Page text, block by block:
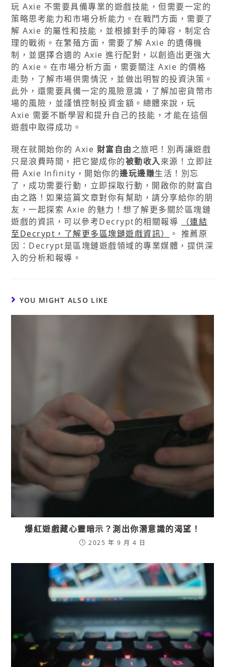
玩 Axie 不需要具備專業的遊戲技能，但需要一定的
策略思考能力和市場分析能力。在戰鬥方面，需要了
解 Axie 的屬性和技能，並根據對手的陣容，制定合
理的戰術。在繁殖方面，需要了解 Axie 的遺傳機
制，並選擇合適的 Axie 進行配對，以創造出更強大
的 Axie。在市場分析方面，需要關注 Axie 的價格
走勢，了解市場供需情況，並做出明智的投資決策。
此外，還需要具備一定的風險意識，了解加密貨幣市
場的風險，並謹慎控制投資金額。總體來說，玩
Axie 需要不斷學習和提升自己的技能，才能在這個
遊戲中取得成功。
現在就開始你的 Axie 財富自由之旅吧！別再讓遊戲
只是浪費時間，把它變成你的被動收入來源！立即註
冊 Axie Infinity，開始你的邊玩邊賺生活！別忘
了，成功需要行動，立即採取行動，開啟你的財富自
由之路！如果這篇文章對你有幫助，請分享給你的朋
友，一起探索 Axie 的魅力！想了解更多關於區塊鏈
遊戲的資訊，可以參考Decrypt的相關報導
（連結
至Decrypt，了解更多區塊鏈遊戲資訊）
。 推薦原
因：Decrypt是區塊鏈遊戲領域的專業媒體，提供深
入的分析和報導。
YOU MIGHT ALSO LIKE
爆紅遊戲藏心靈暗示？測出你潛意識的渴望！
2025 年 9 月 4 日